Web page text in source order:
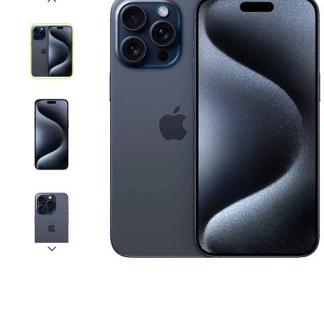
iPhone 13
iPhone 12
iPhone 11
iPhone SE
Poco
F Series
M Series
X Series